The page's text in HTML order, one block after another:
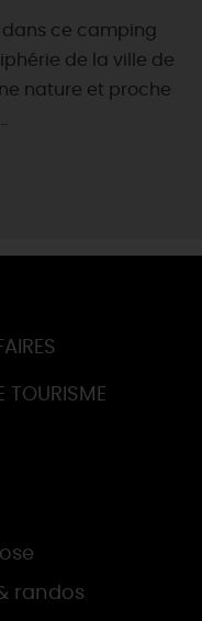
dans ce camping
de la ville de
nature et proche
TOURISME
randos